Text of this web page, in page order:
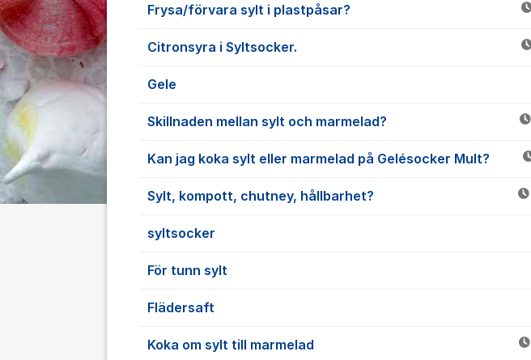
Frysa/förvara sylt i plastpåsar?
Citronsyra i Syltsocker.
Gele
Skillnaden mellan sylt och marmelad?
Kan jag koka sylt eller marmelad på Gelésocker Mult?
Sylt, kompott, chutney, hållbarhet?
syltsocker
För tunn sylt
Flädersaft
Koka om sylt till marmelad